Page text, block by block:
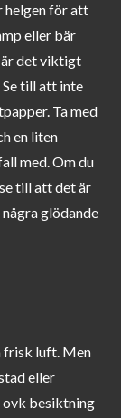
helgen för att
eller bär
är det viktigt
Se till att inte
Ta med
en liten
med. Om du
till att det är
glödande
frisk luft. Men
eller
ovk besiktning